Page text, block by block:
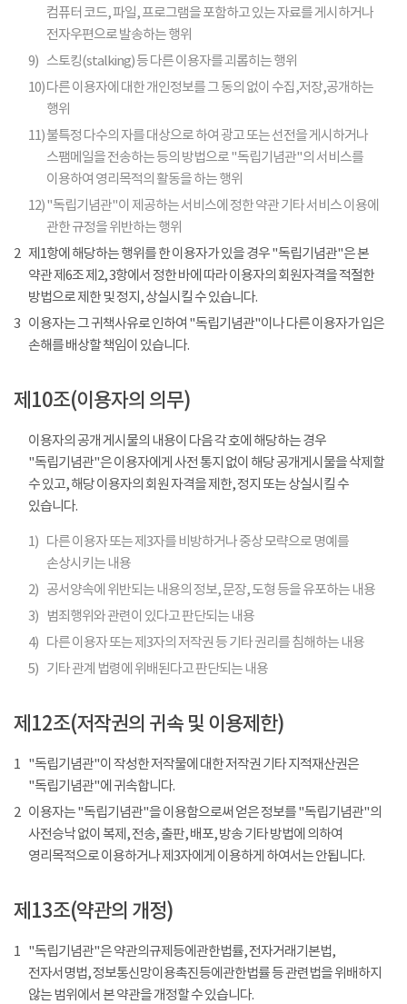
컴퓨터 코드, 파일, 프로그램을 포함하고 있는 자료를 게시하거나
전자우편으로 발송하는 행위
9) 스토킹(stalking) 등 다른 이용자를 괴롭히는 행위
10)다른 이용자에 대한 개인정보를 그 동의 없이 수집,저장,공개하는
행위
11)불특정 다수의 자를 대상으로 하여 광고 또는 선전을 게시하거나
스팸메일을 전송하는 등의 방법으로 "독립기념관"의 서비스를
이용하여 영리목적의 활동을 하는 행위
12)"독립기념관"이 제공하는 서비스에 정한 약관 기타 서비스 이용에
관한 규정을 위반하는 행위
2 제1항에 해당하는 행위를 한 이용자가 있을 경우 "독립기념관"은 본
약관 제6조 제2, 3항에서 정한 바에 따라 이용자의 회원자격을 적절한
방법으로 제한 및 정지, 상실시킬 수 있습니다.
3 이용자는 그 귀책사유로 인하여 "독립기념관"이나 다른 이용자가 입은
손해를 배상할 책임이 있습니다.
제10조(이용자의 의무)
이용자의 공개 게시물의 내용이 다음 각 호에 해당하는 경우
"독립기념관"은 이용자에게 사전 통지 없이 해당 공개게시물을 삭제할
수 있고, 해당 이용자의 회원 자격을 제한, 정지 또는 상실시킬 수
있습니다.
1) 다른 이용자 또는 제3자를 비방하거나 중상 모략으로 명예를
손상시키는 내용
2) 공서양속에 위반되는 내용의 정보, 문장, 도형 등을 유포하는 내용
3)
범죄행위와 관련이 있다고 판단되는 내용
4) 다른 이용자 또는 제3자의 저작권 등 기타 권리를 침해하는 내용
5) 기타 관계 법령에 위배된다고 판단되는 내용
제12조(저작권의 귀속 및 이용제한)
1 "독립기념관"이 작성한 저작물에 대한 저작권 기타 지적재산권은
"독립기념관"에 귀속합니다.
2 이용자는 "독립기념관"을 이용함으로써 얻은 정보를 "독립기념관"의
사전승낙 없이 복제, 전송, 출판, 배포, 방송 기타 방법에 의하여
영리목적으로 이용하거나 제3자에게 이용하게 하여서는 안됩니다.
제13조(약관의 개정)
1 "독립기념관"은 약관의규제등에관한법률, 전자거래기본법,
전자서명법, 정보통신망이용촉진등에관한법률 등 관련법을 위배하지
않는 범위에서 본 약관을 개정할 수 있습니다.